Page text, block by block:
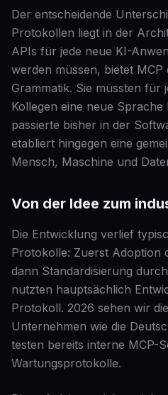
Der entscheidende
Protokollen liegt in der
APIs für jede neue KI-
werden müssen, bietet MCP
Grammatik. Sie müssten für
Kollegen eine neue Sprache
passierte bisher in der
etabliert hingegen eine
Mensch, Maschine und
Von der Idee zum
Die Entwicklung verlief
Protokolle: Zuerst Adoption
dann Standardisierung
nutzten hauptsächlich
Protokoll. 2026 sehen wir
Unternehmen wie die
testen bereits interne MCP-
Wartungsprotokolle.